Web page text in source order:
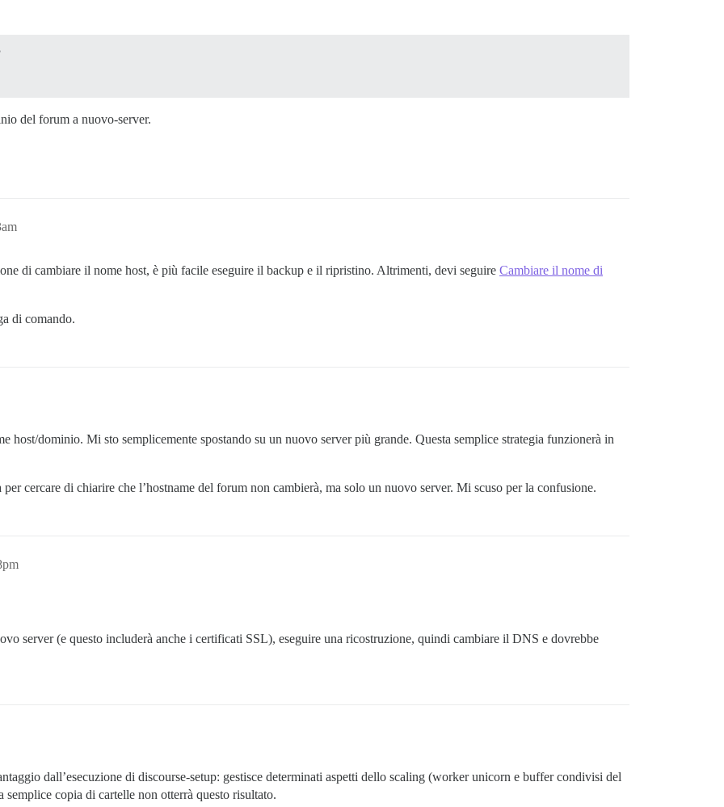
del forum a nuovo-server.
di cambiare il nome host, è più facile eseguire il backup e il ripristino. Altrimenti, devi seguire Cambiare il nome di
di comando.
host/dominio. Mi sto semplicemente spostando su un nuovo server più grande. Questa semplice strategia funzionerà in
cercare di chiarire che l’hostname del forum non cambierà, ma solo un nuovo server. Mi scuso per la confusione.
server (e questo includerà anche i certificati SSL), eseguire una ricostruzione, quindi cambiare il DNS e dovrebbe
dall’esecuzione di discourse-setup: gestisce determinati aspetti dello scaling (worker unicorn e buffer condivisi del
copia di cartelle non otterrà questo risultato.